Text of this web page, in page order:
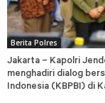
Berita Polres
Jakarta – Kapolri
menghadiri dialog
Indonesia (KBPBI) di